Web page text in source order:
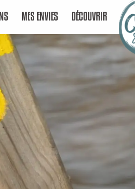
MES ENVIES DÉCOUVRIR